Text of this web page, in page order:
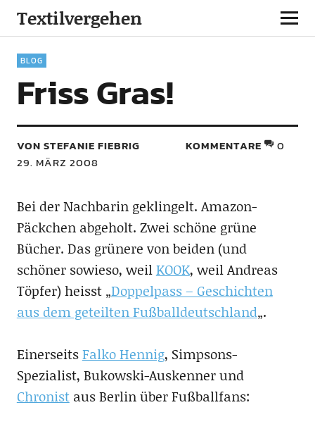
Textilvergehen
BLOG
Friss Gras!
VON STEFANIE FIEBRIG
29. MÄRZ 2008
KOMMENTARE 0
Bei der Nachbarin geklingelt. Amazon-
Päckchen abgeholt. Zwei schöne grüne
Bücher. Das grünere von beiden (und
schöner sowieso, weilKOOK, weil Andreas
Töpfer) heisst „Doppelpass – Geschichten
aus dem geteilten Fußballdeutschland„.
EinerseitsFalko Hennig, Simpsons-
Spezialist, Bukowski-Auskenner und
Chronistaus Berlin über Fußballfans: